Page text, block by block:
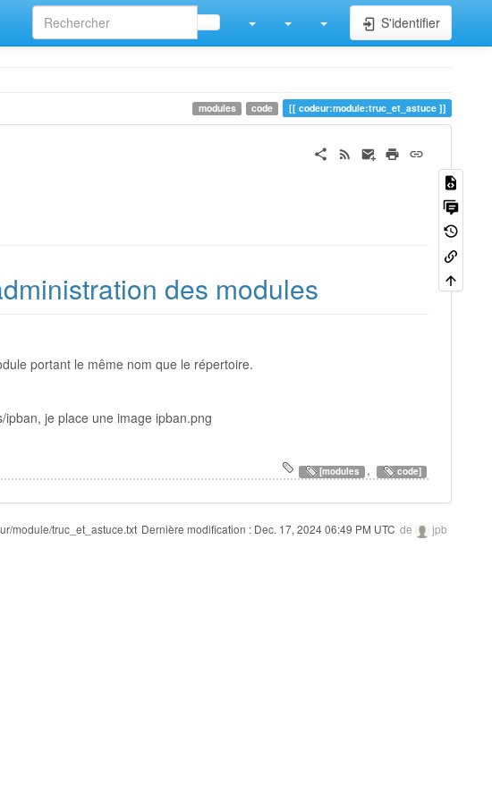
S'identifier
modules code codeur:module:truc_et_astuce
des modules
portant le même nom que le répertoire.
je place une image ipban.png
[modules , code]
module/truc_et_astuce.txt Dernière modification : Dec. 17, 2024 06:49 PM UTC de jpb